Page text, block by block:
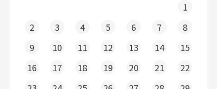
1
2
3 4 5 6 7
8
9
10 11 12 13 14
15
16
17 18 19 20 21
22